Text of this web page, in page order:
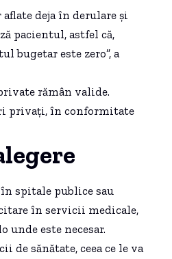
deja în derulare și
pacientul, astfel că,
bugetar este zero”, a
rămân valide.
privați, în conformitate
spitale publice sau
în servicii medicale,
este necesar.
de sănătate, ceea ce le va